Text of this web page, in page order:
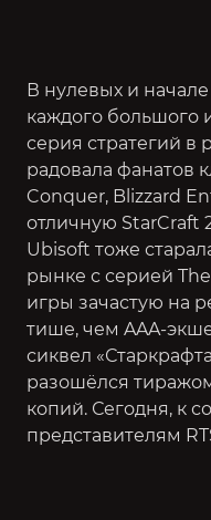
В нулевых и
каждого большого
серия стратегий в
радовала фанатов
Conquer, Blizzard
отличную StarCraft
Ubisoft тоже
рынке с серией
игры зачастую на
тише, чем AAA-
сиквел
разошёлся
копий. Сегодня, к
представителям